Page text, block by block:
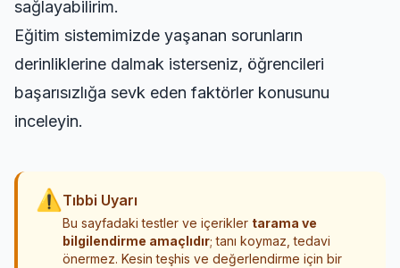
sağlayabilirim.
Eğitim sistemimizde yaşanan sorunların
derinliklerine dalmak isterseniz, öğrencileri
başarısızlığa sevk eden faktörler konusunu
inceleyin.
⚠ Tıbbi Uyarı
Bu sayfadaki testler ve içerikler tarama ve
bilgilendirme amaçlıdır; tanı koymaz, tedavi
önermez. Kesin teşhis ve değerlendirme için bir